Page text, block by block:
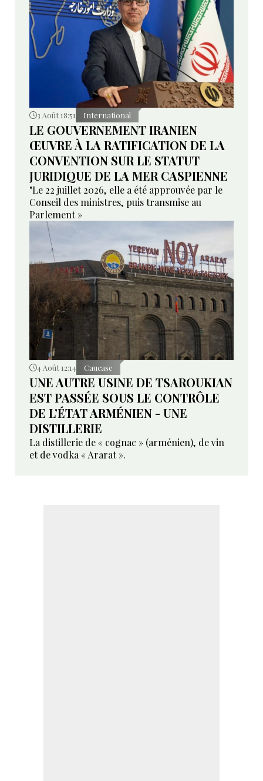
3 Août 18:51 International
LE GOUVERNEMENT IRANIEN
ŒUVRE À LA RATIFICATION DE LA
CONVENTION SUR LE STATUT
JURIDIQUE DE LA MER CASPIENNE
"Le 22 juillet 2026, elle a été approuvée par le
Conseil des ministres, puis transmise au
Parlement »
4 Août 12:14 Caucase
UNE AUTRE USINE DE TSAROUKIAN
EST PASSÉE SOUS LE CONTRÔLE
DE L’ÉTAT ARMÉNIEN - UNE
DISTILLERIE
La distillerie de « cognac » (arménien), de vin
et de vodka « Ararat ».